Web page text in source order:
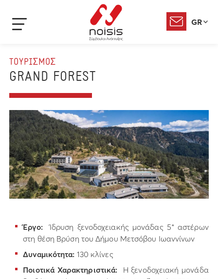
GR
ΤΟΥΡΙΣΜΟΣ
GRAND FOREST
Έργο:Ίδρυση ξενοδοχειακής μονάδας 5* αστέρων
στη θέση Βρύση του Δήμου Μετσόβου Ιωαννίνων
Δυναμικότητα: 130 κλίνες
Ποιοτικά Χαρακτηριστικά: Η ξενοδοχειακή μονάδα